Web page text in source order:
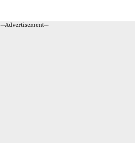
---Advertisement---